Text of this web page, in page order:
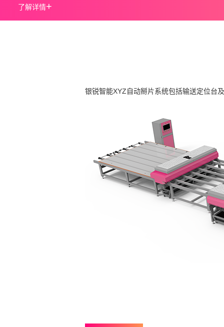
了解详情+
银锐智能XYZ自动掰片系统包括输送定位台